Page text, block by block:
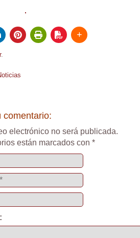
.
comentario:
electrónico no será publicada.
están marcados con *